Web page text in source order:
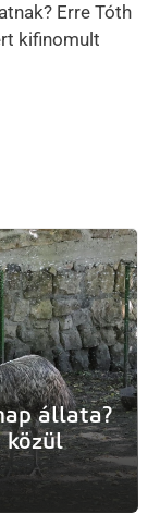
Erre Tóth
kifinomult
állata?
közül